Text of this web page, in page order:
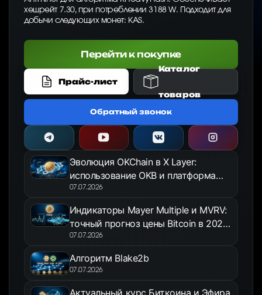
хешрейт 7.30, при потреблении 3188 W. Подходит для
добычи следующих монет: KAS.
Перейти к покупке
Прайс-лист
Каталог
товаров
Обратный звонок
Эволюция OKChain в X Layer:
использование OKB и платформа
OKX Jumpstart в 2026 году
07.07.2026
Индикаторы Mayer Multiple и MVRV:
точный прогноз цены Bitcoin в 2026
году
07.07.2026
Алгоритм Blake2b
07.07.2026